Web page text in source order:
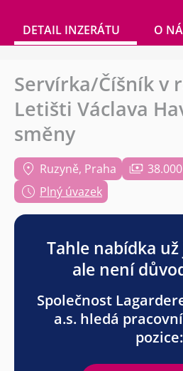
DETAIL INZERÁTU O
Servírka/Číšník v
Letišti Václava
směny
Ruzyně, Praha
Plný úvazek
Tahle nabídka už
ale není
Společnost
a.s. hledá
pozice: